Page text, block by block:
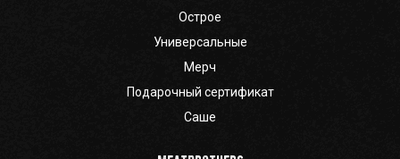
Острое
Универсальные
Мерч
Подарочный сертификат
Саше